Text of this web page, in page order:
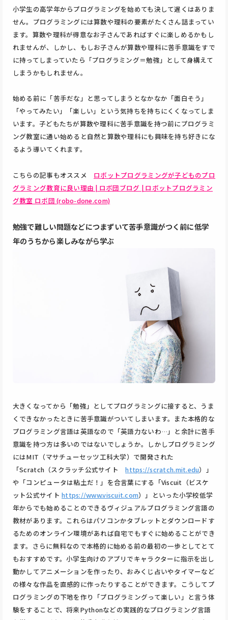
小学生の高学年からプログラミングを始めても決して遅くはありま
せん。プログラミングには算数や理科の要素がたくさん詰まってい
ます。算数や理科が得意なお子さんであればすぐに楽しめるかもし
れませんが、しかし、もしお子さんが算数や理科に苦手意識をすで
に持ってしまっていたら「プログラミング＝勉強」として身構えて
しまうかもしれません。
始める前に「苦手だな」と思ってしまうとなかなか「面白そう」
「やってみたい」「楽しい」という気持ちを持ちにくくなってしま
います。子どもたちが算数や理科に苦手意識を持つ前にプログラミ
ング教室に通い始めると自然と算数や理科にも興味を持ち好きにな
るよう導いてくれます。
こちらの記事もオススメ ロボットプログラミングが子どものプロ
グラミング教育に良い理由 | ロボ団ブログ | ロボットプログラミン
グ教室 ロボ団 (robo-done.com)
勉強で難しい問題などにつまずいて苦手意識がつく前に低学
年のうちから楽しみながら学ぶ
大きくなってから「勉強」としてプログラミングに接すると、うま
くできなかったときに苦手意識がついてしまいます。また本格的な
プログラミング言語は英語なので「英語力ないわ…」と余計に苦手
意識を持つ方は多いのではないでしょうか。しかしプログラミング
にはMIT（マサチューセッツ工科大学）で開発された
「Scratch（スクラッチ公式サイトhttps://scratch.mit.edu）」
や「コンピュータは粘土だ！」を合言葉にする「Viscuit（ビスケ
ット公式サイトhttps://www.viscuit.com）」といった小学校低学
年からでも始めることのできるヴィジュアルプログラミング言語の
教材があります。これらはパソコンかタブレットとダウンロードす
るためのオンライン環境があれば自宅でもすぐに始めることができ
ます。さらに無料なので本格的に始める前の最初の一歩としてとて
もおすすめです。小学生向けのアプリでキャラクターに指示を出し
動かしてアニメーションを作ったり、おみくじ占いやタイマーなど
の様々な作品を直感的に作ったりすることができます。こうしてプ
ログラミングの下地を作り「プログラミングって楽しい」と言う体
験をすることで、将来Pythonなどの実践的なプログラミング言語